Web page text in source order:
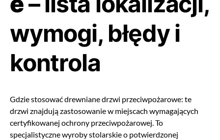
wymogi, błędy i
kontrola
Gdzie stosować drewniane drzwi przeciwpożarowe: te
drzwi znajdują zastosowanie w miejscach wymagających
certyfikowanej ochrony przeciwpożarowej. To
specjalistyczne wyroby stolarskie o potwierdzonej